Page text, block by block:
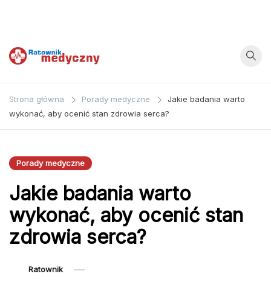
Ratownik
Medyczny
zagadnieniom z
bezpośrednio
medycznego.
Strona główna Porady medyczne
Jakie badania warto
wykonać, aby ocenić stan zdrowia serca?
Porady medyczne
Jakie badania warto
wykonać, aby ocenić stan
zdrowia serca?
Ratownik